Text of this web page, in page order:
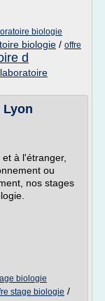
biologie
biologie / offre
d
Lyon
à l'étranger,
ou
nos stages
biologie
stage biologie /